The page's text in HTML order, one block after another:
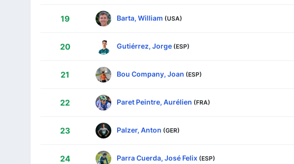
19 Barta, William (USA)
20 Gutiérrez, Jorge (ESP)
21 Bou Company, Joan (ESP)
22 Paret Peintre, Aurélien (FRA)
23 Palzer, Anton (GER)
24 Parra Cuerda, José Felix (ESP)